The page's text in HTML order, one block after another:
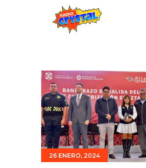
Estaciones
Eventos
Promociones
Noticias
Para ti
Contacto
26 ENERO, 2024